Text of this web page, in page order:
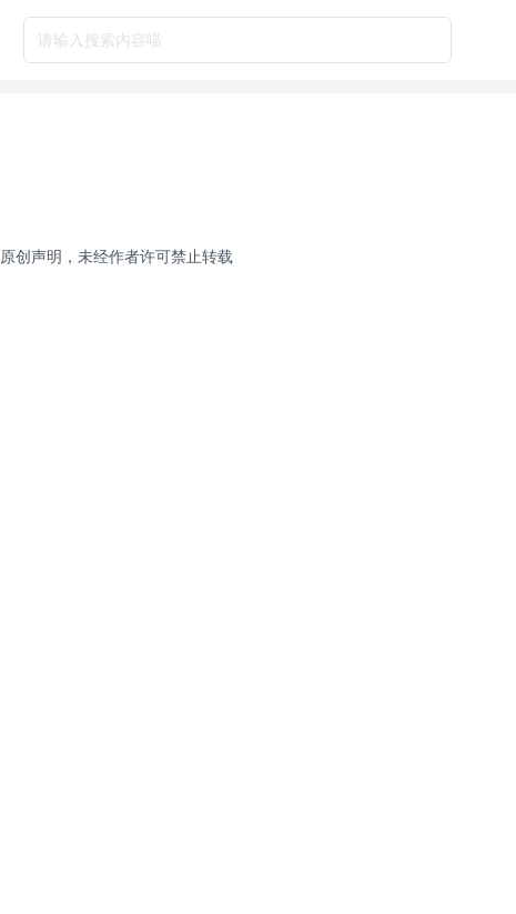
请输入搜索内容喵
原创声明，未经作者许可禁止转载